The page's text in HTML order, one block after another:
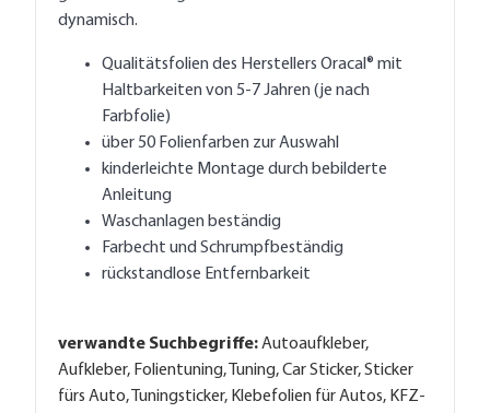
dynamisch.
Qualitätsfolien des Herstellers Oracal® mit
Haltbarkeiten von 5-7 Jahren (je nach
Farbfolie)
über 50 Folienfarben zur Auswahl
kinderleichte Montage durch bebilderte
Anleitung
Waschanlagen beständig
Farbecht und Schrumpfbeständig
rückstandlose Entfernbarkeit
verwandte Suchbegriffe:Autoaufkleber,
Aufkleber, Folientuning, Tuning, Car Sticker, Sticker
fürs Auto, Tuningsticker, Klebefolien für Autos, KFZ-